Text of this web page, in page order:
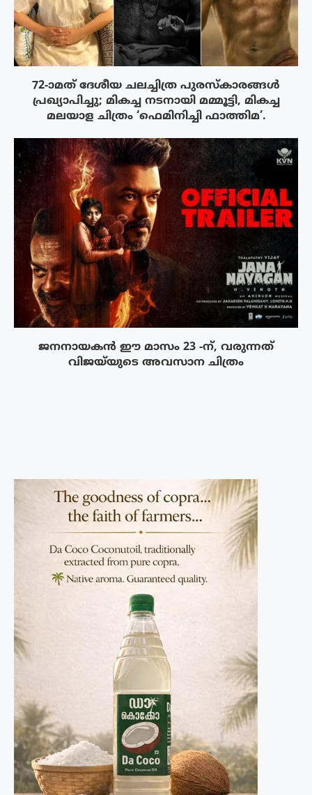
72-ാമത് ദേശീയ ചലച്ചിത്ര പുരസ്‌കാരങ്ങള്‍
പ്രഖ്യാപിച്ചു; മികച്ച നടനായി മമ്മൂട്ടി, മികച്ച
മലയാള ചിത്രം ‘ഫെമിനിച്ചി ഫാത്തിമ’.
ജനനായകൻ ഈ മാസം 23 -ന്, വരുന്നത്
വിജയ്‌യുടെ അവസാന ചിത്രം